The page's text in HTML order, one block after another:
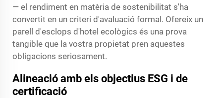
— el rendiment en matèria de sostenibilitat s'ha
convertit en un criteri d'avaluació formal. Ofereix un
parell d'esclops d'hotel ecològics és una prova
tangible que la vostra propietat pren aquestes
obligacions seriosament.
Alineació amb els objectius ESG i de
certificació